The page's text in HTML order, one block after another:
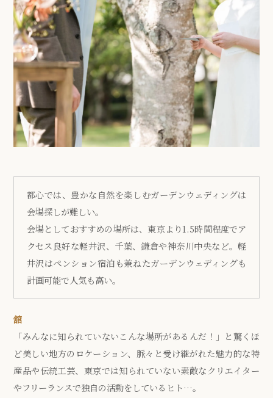
都心では、豊かな自然を楽しむガーデンウェディングは
会場探しが難しい。
会場としておすすめの場所は、東京より1.5時間程度でア
クセス良好な軽井沢、千葉、鎌倉や神奈川中央など。軽
井沢はペンション宿泊も兼ねたガーデンウェディングも
計画可能で人気も高い。
舘
「みんなに知られていないこんな場所があるんだ！」と驚くほ
ど美しい地方のロケーション、脈々と受け継がれた魅力的な特
産品や伝統工芸、東京では知られていない素敵なクリエイター
やフリーランスで独自の活動をしているヒト…。